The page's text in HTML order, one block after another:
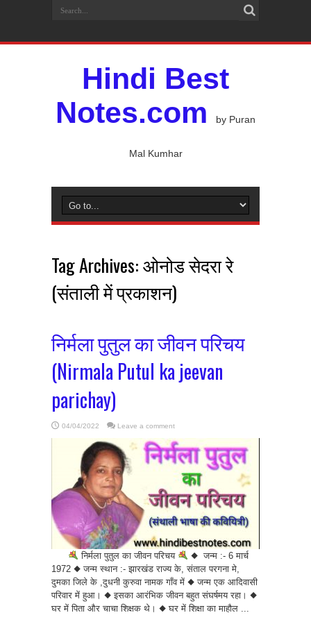
Hindi Best
Notes.com
by Puran
Mal Kumhar
Tag Archives:ओनोड सेदरा रे
(संताली में प्रकाशन)
निर्मला पुतुल का जीवन परिचय
(Nirmala Putul ka jeevan
parichay)
04/04/2022 Leave a comment
निर्मला पुतुल का जीवन परिचय
◆ जन्म :- 6 मार्च
1972 ◆ जन्म स्थान :- झारखंड राज्य के, संताल परगना मे,
दुमका जिले के ,दुधनी कुरुवा नामक गाँव में ◆ जन्म एक आदिवासी
परिवार में हुआ। ◆ इसका आरंभिक जीवन बहुत संघर्षमय रहा। ◆
घर में पिता और चाचा शिक्षक थे। ◆ घर में शिक्षा का माहौल ...